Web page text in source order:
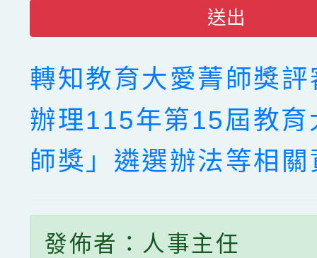
送出
轉知教育大愛菁師獎
辦理115年第15屆教育
師獎」遴選辦法等相關
發佈者：人事主任